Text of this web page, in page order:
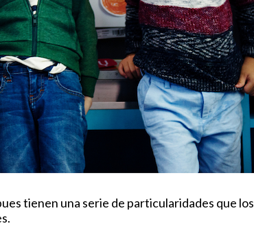
tienen una serie de particularidades que los